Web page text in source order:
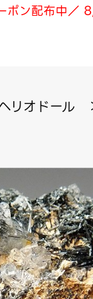
ポン配布中／
リオドール